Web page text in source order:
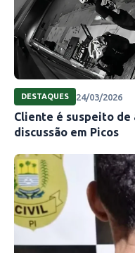
DESTAQUES 24/03/2026
Cliente é suspeito
discussão em Picos